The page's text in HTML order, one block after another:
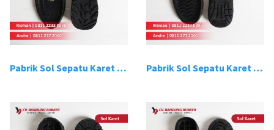
Pabrik Sol Sepatu Karet Bandung 9 Pabrik Sol Sepatu Karet Bandung 10